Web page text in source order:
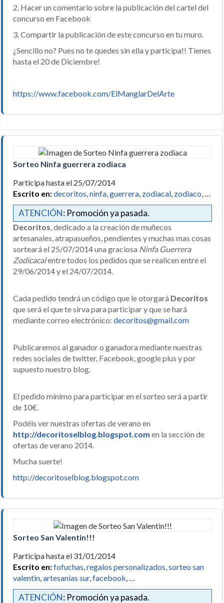
2. Hacer un comentario sobre la publicación del cartel del
concurso en Facebook
3. Compartir la publicación de este concurso en tu muro.
¿Sencillo no? Pues no te quedes sin ella y participa!! Tienes
hasta el 20 de Diciembre!
https://www.facebook.com/ElManglarDelArte
Sorteo Ninfa guerrera zodiaca
Participa hasta el 25/07/2014
Escrito en:decoritos ninfa guerrera zodiacal zodiaco
ATENCIÓN: Promoción ya pasada.
Decoritos , dedicado a la creación de muñecos
artesanales, atrapasueños, pendientes y muchas mas cosas
sorteará el 25/07/2014 una graciosa Ninfa Guerrera
Zodicacalentre todos los pedidos que se realicen entre el
29/06/2014 y el 24/07/2014.
Cada pedido tendrá un código que le otorgará Decoritos
que será el que te sirva para participar y que se hará
mediante correo electrónico: decoritos@gmail.com
Publicaremos al ganador o ganadora mediante nuestras
redes sociales de twitter, Facebook, google plus y por
supuesto nuestro blog.
El pedido mínimo para participar en el sorteo será a partir
de 10€.
Podéis ver nuestras ofertas de verano en
http://decoritoselblog.blogspot.com en la sección de
ofertas de verano 2014.
Mucha suerte!
http://decoritoselblog.blogspot.com
Sorteo San Valentin!!!
Participa hasta el 31/01/2014
Escrito en:fofuchas regalos personalizados sorteo san
valentin artesanias sur, facebook
ATENCIÓN: Promoción ya pasada.